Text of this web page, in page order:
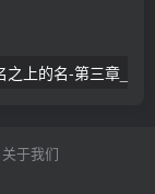
关于我们